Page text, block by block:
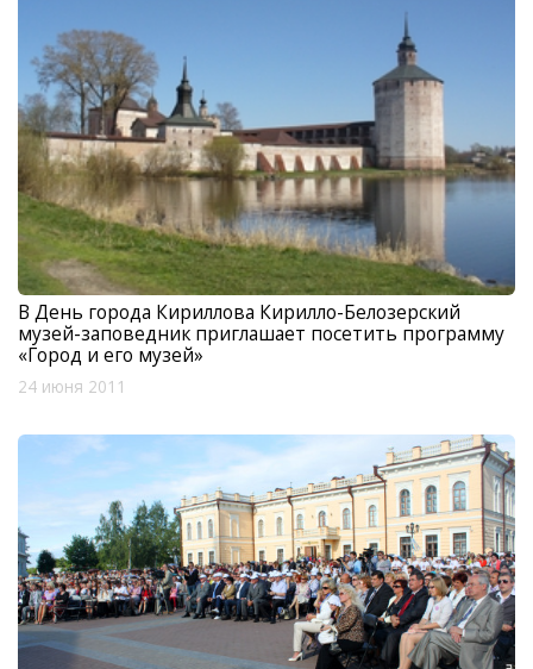
В День города Кириллова Кирилло-Белозерский
музей-заповедник приглашает посетить программу
«Город и его музей»
24 июня 2011